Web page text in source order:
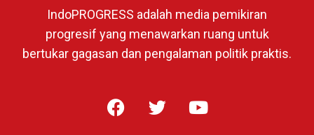
IndoPROGRESS adalah media pemikiran
progresif yang menawarkan ruang untuk
bertukar gagasan dan pengalaman politik praktis.